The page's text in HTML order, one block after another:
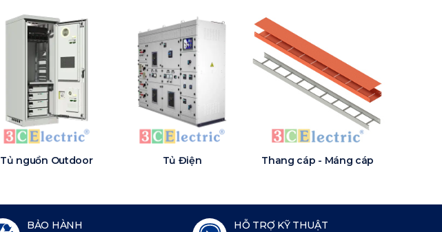
Tủ nguồn Outdoor Tủ Điện Thang cáp - Máng cáp
BẢO HÀNH
HỖ TRỢ KỸ THUẬT